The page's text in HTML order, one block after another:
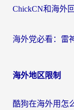
海外地区限制